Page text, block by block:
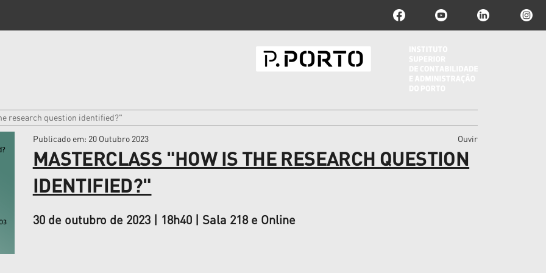
research question identified?"
Publicado em: 20 Outubro 2023 Ouvir
MASTERCLASS "HOW IS THE RESEARCH QUESTION
IDENTIFIED?"
30 de outubro de 2023 | 18h40 | Sala 218 e Online